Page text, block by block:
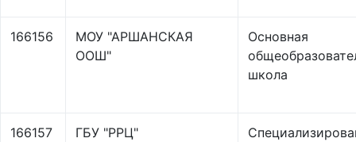
166156
МОУ "АРШАНСКАЯ
ООШ"
Основная
школа
166157 ГБУ "РРЦ"